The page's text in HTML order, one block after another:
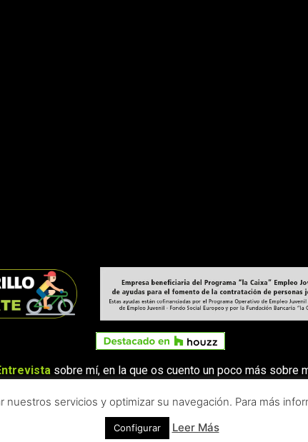
sobre mí, en la que os cuento un poco más sobre
RESERVADOS -AVISO LEGAL|POLÍTICA DE PRIVACIDAD
servicios y optimizar su navegación. Para más
Configurar Leer Más